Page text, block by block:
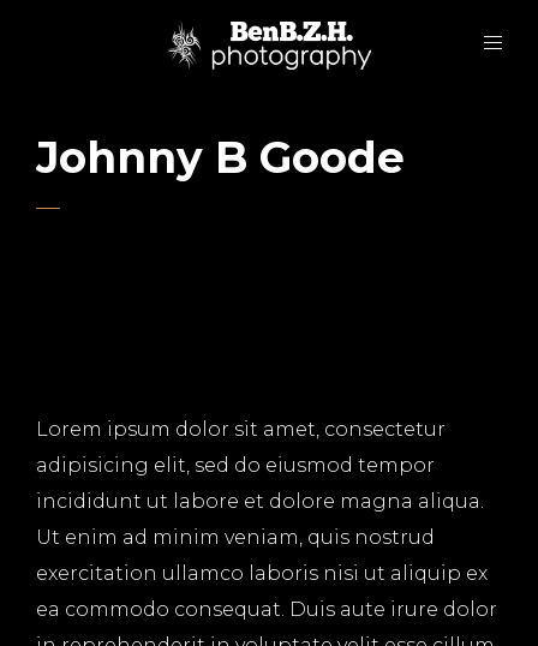
Johnny B Goode
Lorem ipsum dolor sit amet, consectetur
adipisicing elit, sed do eiusmod tempor
incididunt ut labore et dolore magna aliqua.
Ut enim ad minim veniam, quis nostrud
exercitation ullamco laboris nisi ut aliquip ex
ea commodo consequat. Duis aute irure dolor